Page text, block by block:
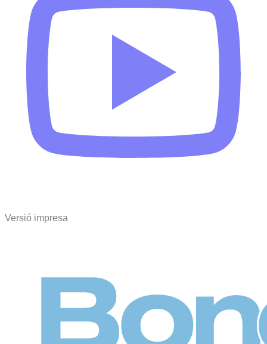
Versió impresa